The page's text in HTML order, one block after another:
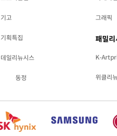
기고
기획특집
데일리뉴시스
동정
그래픽
패밀
K-
위클리